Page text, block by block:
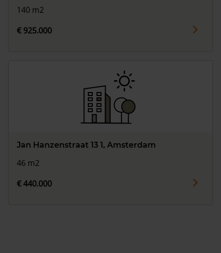
140 m2
€ 925.000
Jan Hanzenstraat 13 1, Amsterdam
46 m2
€ 440.000